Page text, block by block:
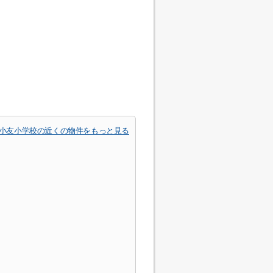
友小学校の近くの物件をもっと見る